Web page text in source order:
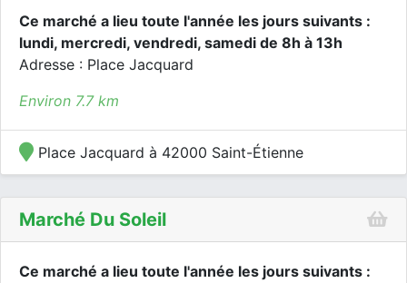
Ce marché a lieu toute l'année les jours suivants :
lundi, mercredi, vendredi, samedi de 8h à 13h
Adresse : Place Jacquard
Environ 7.7 km
Place Jacquard à 42000 Saint-Étienne
Marché Du Soleil
Ce marché a lieu toute l'année les jours suivants :